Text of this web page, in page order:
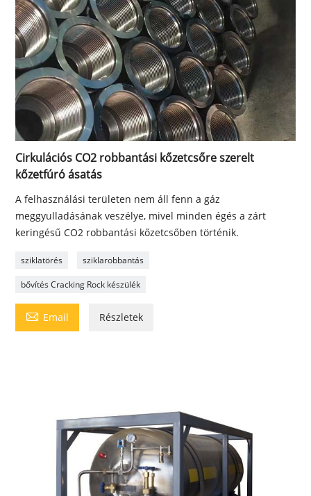
Cirkulációs CO2 robbantási kőzetcsőre szerelt
kőzetfúró ásatás
A felhasználási területen nem áll fenn a gáz
meggyulladásának veszélye, mivel minden égés a zárt
keringésű CO2 robbantási kőzetcsőben történik.
sziklatörés sziklarobbantás
bővítés Cracking Rock készülék
 Email Részletek